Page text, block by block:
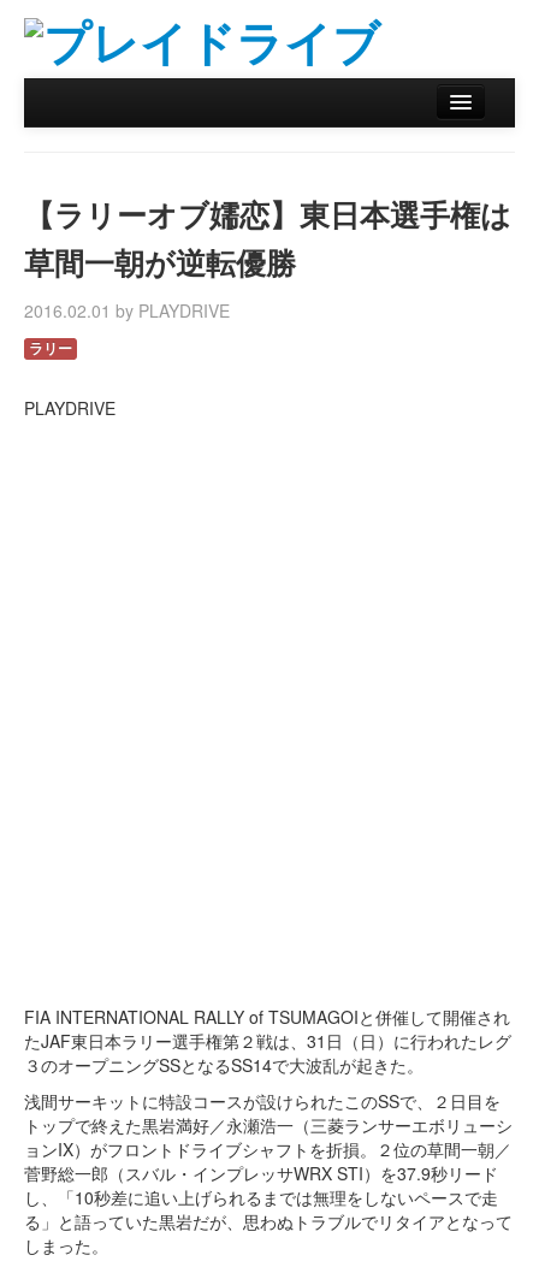
リザルトデータベース
バックナンバー
オンラインストア
【ラリーオブ嬬恋】東日本選手権は
草間一朝が逆転優勝
2016.02.01 by PLAYDRIVE
ラリー
PLAYDRIVE
FIA INTERNATIONAL RALLY of TSUMAGOIと併催して開催され
たJAF東日本ラリー選手権第２戦は、31日（日）に行われたレグ
３のオープニングSSとなるSS14で大波乱が起きた。
浅間サーキットに特設コースが設けられたこのSSで、２日目を
トップで終えた黒岩満好／永瀬浩一（三菱ランサーエボリューシ
ョンIX）がフロントドライブシャフトを折損。２位の草間一朝／
菅野総一郎（スバル・インプレッサWRX STI）を37.9秒リード
し、「10秒差に追い上げられるまでは無理をしないペースで走
る」と語っていた黒岩だが、思わぬトラブルでリタイアとなって
しまった。